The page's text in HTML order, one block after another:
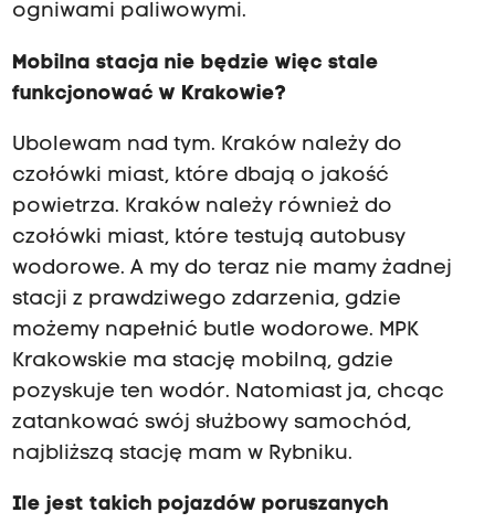
ogniwami paliwowymi.
Mobilna stacja nie będzie więc stale
funkcjonować w Krakowie?
Ubolewam nad tym. Kraków należy do
czołówki miast, które dbają o jakość
powietrza. Kraków należy również do
czołówki miast, które testują autobusy
wodorowe. A my do teraz nie mamy żadnej
stacji z prawdziwego zdarzenia, gdzie
możemy napełnić butle wodorowe. MPK
Krakowskie ma stację mobilną, gdzie
pozyskuje ten wodór. Natomiast ja, chcąc
zatankować swój służbowy samochód,
najbliższą stację mam w Rybniku.
Ile jest takich pojazdów poruszanych